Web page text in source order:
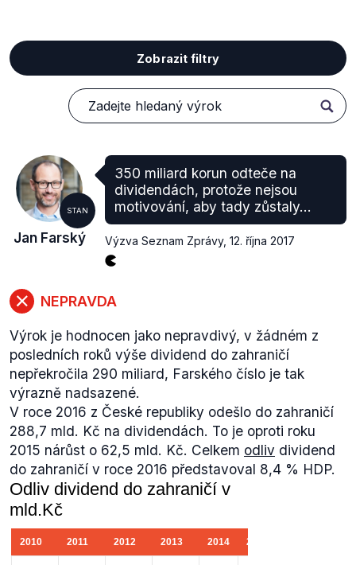
Zobrazit filtry
STAN
Jan Farský
350 miliard korun odteče na
dividendách, protože nejsou
motivování, aby tady zůstaly...
Výzva Seznam Zprávy, 12. října 2017
NEPRAVDA
Výrok je hodnocen jako nepravdivý, v žádném z
posledních roků výše dividend do zahraničí
nepřekročila 290 miliard, Farského číslo je tak
výrazně nadsazené.
V roce 2016 z České republiky odešlo do zahraničí
288,7 mld. Kč na dividendách. To je oproti roku
2015 nárůst o 62,5 mld. Kč. Celkem odliv dividend
do zahraničí v roce 2016 představoval 8,4 % HDP.